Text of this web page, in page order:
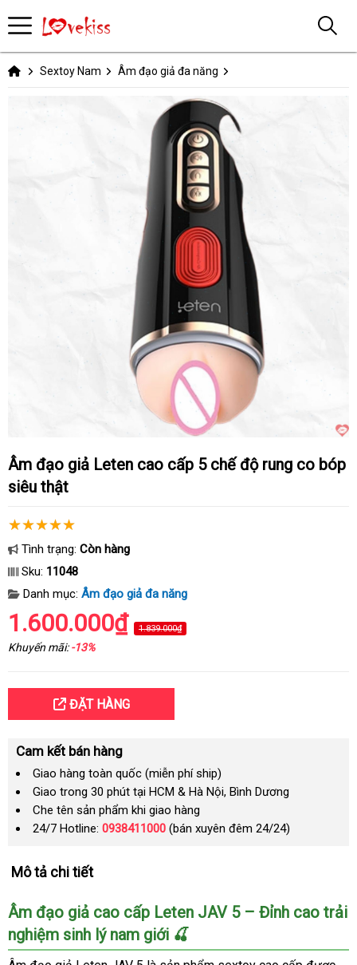
Sextoy Nam Âm đạo giả đa năng
Âm đạo giả Leten cao cấp 5 chế độ rung co bóp
siêu thật
Tình trạng: Còn hàng
Sku: 11048
Danh mục: Âm đạo giả đa năng
1.600.000₫ 1.839.000₫
Khuyến mãi:-13%
ĐẶT HÀNG
Cam kết bán hàng
Giao hàng toàn quốc (miễn phí ship)
Giao trong 30 phút tại HCM & Hà Nội, Bình Dương
Che tên sản phẩm khi giao hàng
24/7 Hotline: 0938411000 (bán xuyên đêm 24/24)
Mô tả chi tiết
Âm đạo giả cao cấp Leten JAV 5 – Đỉnh cao trải
nghiệm sinh lý nam giới 🍒